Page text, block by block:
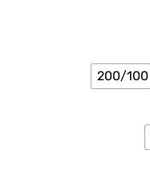
200/100